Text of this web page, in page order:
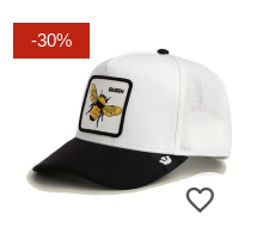
-30%